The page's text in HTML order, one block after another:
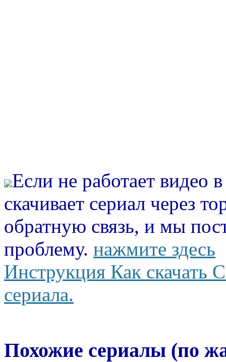
Если не работает видео
скачивает сериал через
обратную связь, и мы
проблему. нажмите здесь
Инструкция Как скачать
сериала.
Похожие сериалы (по